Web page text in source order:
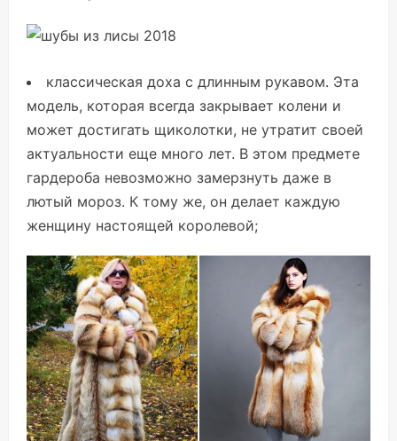
классическая доха с длинным рукавом. Эта
модель, которая всегда закрывает колени и
может достигать щиколотки, не утратит своей
актуальности еще много лет. В этом предмете
гардероба невозможно замерзнуть даже в
лютый мороз. К тому же, он делает каждую
женщину настоящей королевой;